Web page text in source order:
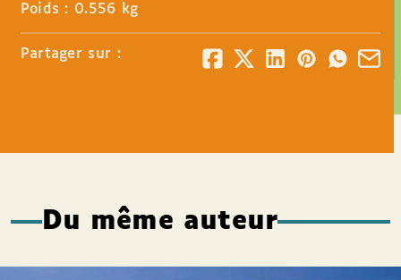
Poids : 0.556 kg
Partager sur :
Du même auteur